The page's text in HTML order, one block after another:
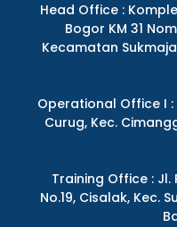
Head Office :
Bogor KM 31
Kecamatan
Operational Office I :
Curug, Kec.
Training Office : Jl.
No.19, Cisalak, Kec.